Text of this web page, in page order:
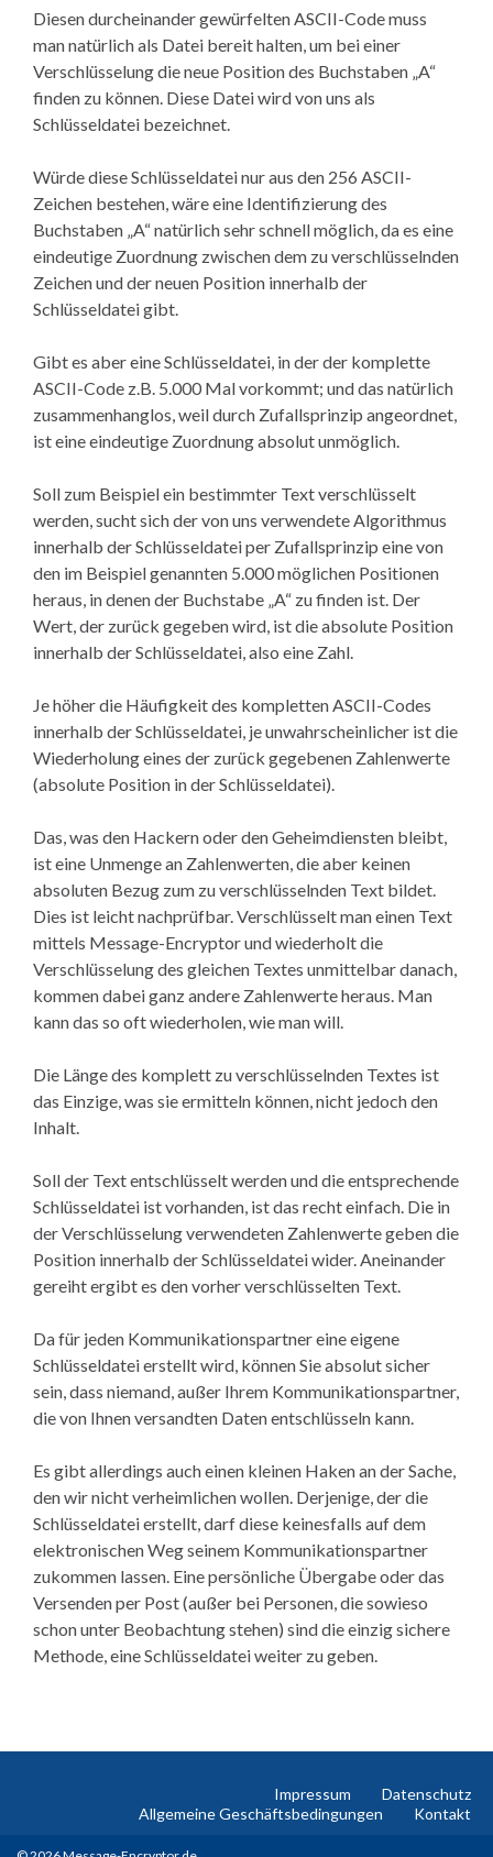
Diesen durcheinander gewürfelten ASCII-Code muss
man natürlich als Datei bereit halten, um bei einer
Verschlüsselung die neue Position des Buchstaben „A“
finden zu können. Diese Datei wird von uns als
Schlüsseldatei bezeichnet.
Würde diese Schlüsseldatei nur aus den 256 ASCII-
Zeichen bestehen, wäre eine Identifizierung des
Buchstaben „A“ natürlich sehr schnell möglich, da es eine
eindeutige Zuordnung zwischen dem zu verschlüsselnden
Zeichen und der neuen Position innerhalb der
Schlüsseldatei gibt.
Gibt es aber eine Schlüsseldatei, in der der komplette
ASCII-Code z.B. 5.000 Mal vorkommt; und das natürlich
zusammenhanglos, weil durch Zufallsprinzip angeordnet,
ist eine eindeutige Zuordnung absolut unmöglich.
Soll zum Beispiel ein bestimmter Text verschlüsselt
werden, sucht sich der von uns verwendete Algorithmus
innerhalb der Schlüsseldatei per Zufallsprinzip eine von
den im Beispiel genannten 5.000 möglichen Positionen
heraus, in denen der Buchstabe „A“ zu finden ist. Der
Wert, der zurück gegeben wird, ist die absolute Position
innerhalb der Schlüsseldatei, also eine Zahl.
Je höher die Häufigkeit des kompletten ASCII-Codes
innerhalb der Schlüsseldatei, je unwahrscheinlicher ist die
Wiederholung eines der zurück gegebenen Zahlenwerte
(absolute Position in der Schlüsseldatei).
Das, was den Hackern oder den Geheimdiensten bleibt,
ist eine Unmenge an Zahlenwerten, die aber keinen
absoluten Bezug zum zu verschlüsselnden Text bildet.
Dies ist leicht nachprüfbar. Verschlüsselt man einen Text
mittels Message-Encryptor und wiederholt die
Verschlüsselung des gleichen Textes unmittelbar danach,
kommen dabei ganz andere Zahlenwerte heraus. Man
kann das so oft wiederholen, wie man will.
Die Länge des komplett zu verschlüsselnden Textes ist
das Einzige, was sie ermitteln können, nicht jedoch den
Inhalt.
Soll der Text entschlüsselt werden und die entsprechende
Schlüsseldatei ist vorhanden, ist das recht einfach. Die in
der Verschlüsselung verwendeten Zahlenwerte geben die
Position innerhalb der Schlüsseldatei wider. Aneinander
gereiht ergibt es den vorher verschlüsselten Text.
Da für jeden Kommunikationspartner eine eigene
Schlüsseldatei erstellt wird, können Sie absolut sicher
sein, dass niemand, außer Ihrem Kommunikationspartner,
die von Ihnen versandten Daten entschlüsseln kann.
Es gibt allerdings auch einen kleinen Haken an der Sache,
den wir nicht verheimlichen wollen. Derjenige, der die
Schlüsseldatei erstellt, darf diese keinesfalls auf dem
elektronischen Weg seinem Kommunikationspartner
zukommen lassen. Eine persönliche Übergabe oder das
Versenden per Post (außer bei Personen, die sowieso
schon unter Beobachtung stehen) sind die einzig sichere
Methode, eine Schlüsseldatei weiter zu geben.
Impressum
Datenschutz
Allgemeine Geschäftsbedingungen
Kontakt